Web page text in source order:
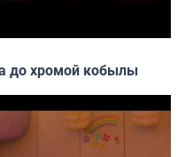
до хромой кобылы